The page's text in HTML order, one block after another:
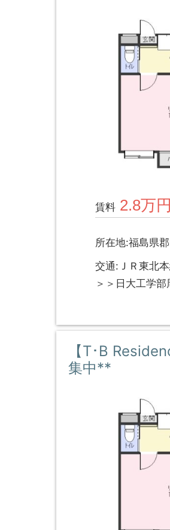
賃料2.8万円
所在地:福島県
交通:ＪＲ東北
＞＞日大工学
【T･B
集中**